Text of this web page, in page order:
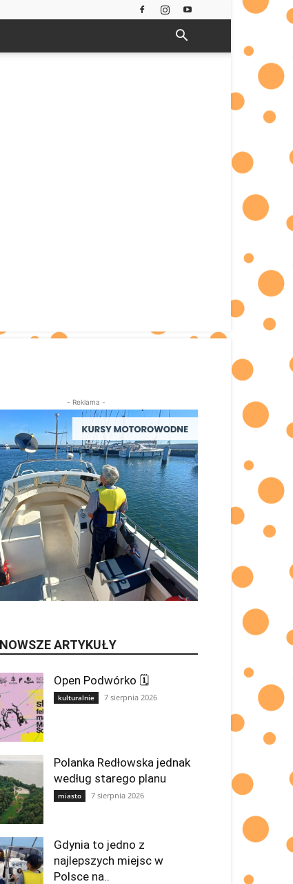
- Reklama -
ARTYKUŁY
Open Podwórko 🗓
kulturalnie 7 sierpnia 2026
Polanka Redłowska jednak
według starego planu
miasto 7 sierpnia 2026
Gdynia to jedno z
najlepszych miejsc w
Polsce na..